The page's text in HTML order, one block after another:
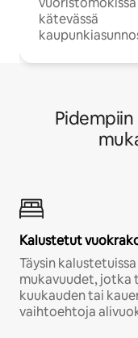
kätevässä
Kalustetut
Täysin
mukavuudet, jotka
kuukauden tai
vaihtoehtoja